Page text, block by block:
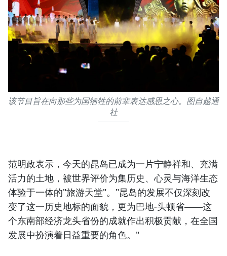
该节目旨在向那些为国牺牲的前辈表达感恩之心。图自越通
社
范明政表示，今天的昆岛已成为一片宁静祥和、充满
活力的土地，被世界评价为集历史、心灵与海洋生态
体验于一体的"旅游天堂"。"昆岛的发展不仅深刻改
变了这一历史地标的面貌，更为巴地-头顿省——这
个东南部经济龙头省份的成就作出积极贡献，在全国
发展中扮演着日益重要的角色。"